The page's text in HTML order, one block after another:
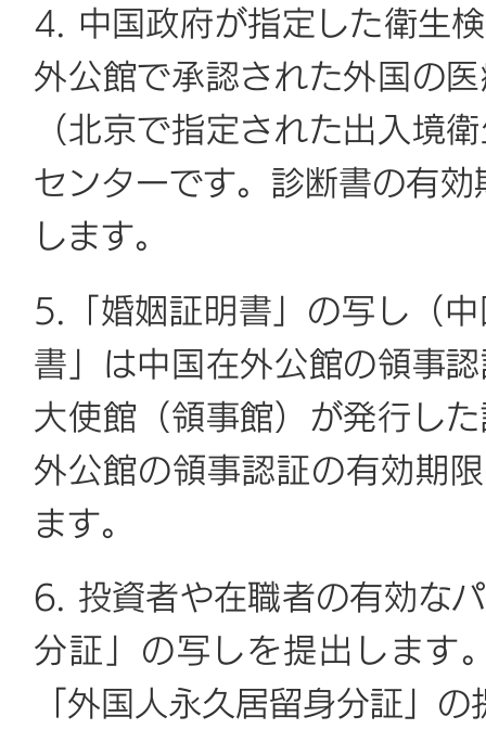
4. 中国政府が指定した衛生
外公館で承認された外国の
（北京で指定された出入境
センターです。診断書の有
します。
5.「婚姻証明書」の写し（
書」は中国在外公館の領事
大使館（領事館）が発行し
外公館の領事認証の有効期
ます。
6. 投資者や在職者の有効な
分証」の写しを提出します
「外国人永久居留身分証」